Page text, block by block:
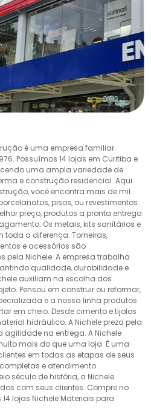
é uma empresa familiar
Possuímos 14 lojas em Curitiba e
uma ampla variedade de
e construção residencial. Aqui
você encontra mais de mil
pisos, ou revestimentos
preço, produtos a pronta entrega
Os metais, kits sanitários e
toda a diferença. Torneiras,
e acessórios são
Nichele. A empresa trabalha
qualidade, durabilidade e
auxiliam na escolha dos
Pensou em construir ou reformar,
e a nossa linha produtos
em cheio. Desde cimento e tijolos
hidráulico. A Nichele preza pela
na entrega. A Nichele
mais do que uma loja. É uma
em todas as etapas de seus
e atendimento
século de história, a Nichele
com seus clientes. Compre no
lojas Nichele Materiais para